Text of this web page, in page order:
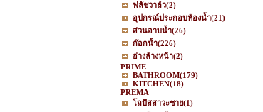
ฟลัชวาล์ว(2)
อุปกรณ์ประกอบห้องน้ำ(21)
ส่วนอาบน้ำ(26)
ก๊อกน้ำ(226)
อ่างล้างหน้า(2)
PRIME
BATHROOM(179)
KITCHEN(18)
PREMA
โถปัสสาวะชาย(1)